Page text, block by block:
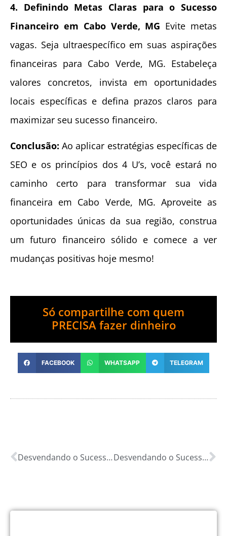
4. Definindo Metas Claras para o Sucesso
Financeiro em Cabo Verde, MG Evite metas
vagas. Seja ultraespecífico em suas aspirações
financeiras para Cabo Verde, MG. Estabeleça
valores concretos, invista em oportunidades
locais específicas e defina prazos claros para
maximizar seu sucesso financeiro.
Conclusão: Ao aplicar estratégias específicas de
SEO e os princípios dos 4 U’s, você estará no
caminho certo para transformar sua vida
financeira em Cabo Verde, MG. Aproveite as
oportunidades únicas da sua região, construa
um futuro financeiro sólido e comece a ver
mudanças positivas hoje mesmo!
Só compartilhe com quem
PRECISA fazer dinheiro
FACEBOOK WHATSAPP TELEGRAM
Desvendando o Sucesso Financeiro em Cabeceira Grande, MG: Guia Completo com os 4 U’s para Otimizar Sua Vida Financeira! Desvendando o Sucesso Financeiro em Cachoeira da Prata, MG: Guia Completo com os 4 U’s para Otimizar Sua Vida Financeira!